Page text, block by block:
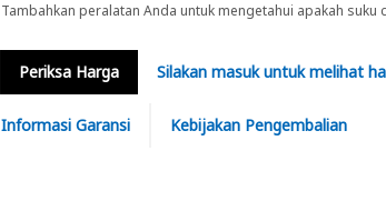
Tambahkan peralatan Anda untuk mengetahui apakah
Periksa Harga Silakan masuk untuk melihat
Informasi Garansi Kebijakan Pengembalian